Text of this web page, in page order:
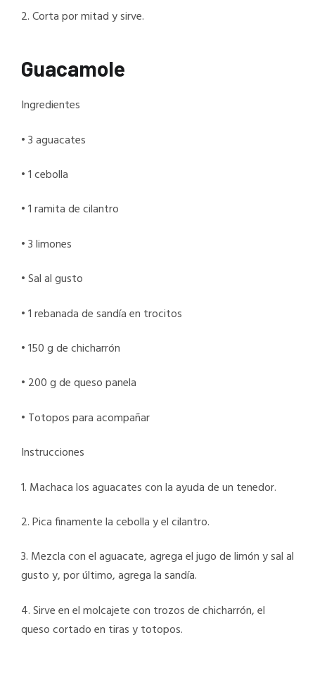
2. Corta por mitad y sirve.
Guacamole
Ingredientes
• 3 aguacates
• 1 cebolla
• 1 ramita de cilantro
• 3 limones
• Sal al gusto
• 1 rebanada de sandía en trocitos
• 150 g de chicharrón
• 200 g de queso panela
• Totopos para acompañar
Instrucciones
1. Machaca los aguacates con la ayuda de un tenedor.
2. Pica finamente la cebolla y el cilantro.
3. Mezcla con el aguacate, agrega el jugo de limón y sal al
gusto y, por último, agrega la sandía.
4. Sirve en el molcajete con trozos de chicharrón, el
queso cortado en tiras y totopos.